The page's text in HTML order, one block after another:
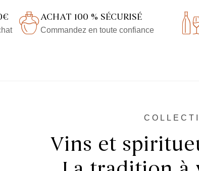
ACHAT 100 % SÉCURISÉ
Commandez en toute confiance
Vins et